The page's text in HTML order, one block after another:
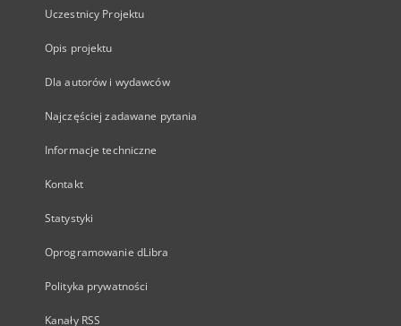
Uczestnicy Projektu
Opis projektu
Dla autorów i wydawców
Najczęściej zadawane pytania
Informacje techniczne
Kontakt
Statystyki
Oprogramowanie dLibra
Polityka prywatności
Kanały RSS